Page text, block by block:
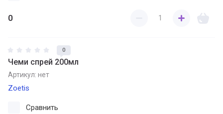
0
0
Чеми спрей 200мл
Артикул: нет
Zoetis
Сравнить